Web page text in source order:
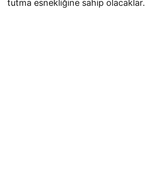
tutma esnekliğine sahip olacaklar.